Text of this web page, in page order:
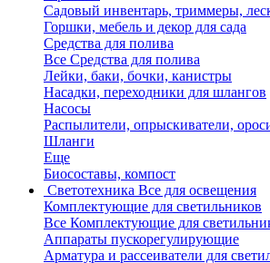
Садовый инвентарь, триммеры,
Горшки, мебель и декор для сада
Средства для полива
Все Средства для полива
Лейки, баки, бочки, канистры
Насадки, переходники для шлангов
Насосы
Распылители, опрыскиватели,
Шланги
Еще
Биосоставы, компост
Светотехника Все для освещения
Комплектующие для светильников
Все Комплектующие для
Аппараты пускорегулирующие
Арматура и рассеиватели для